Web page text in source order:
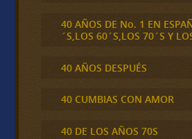
40 AÑOS DE No. 1 EN
´S,LOS 60´S,LOS 70´S Y
40 AÑOS DESPUÉS
40 CUMBIAS CON AMOR
40 DE LOS AÑOS 70S